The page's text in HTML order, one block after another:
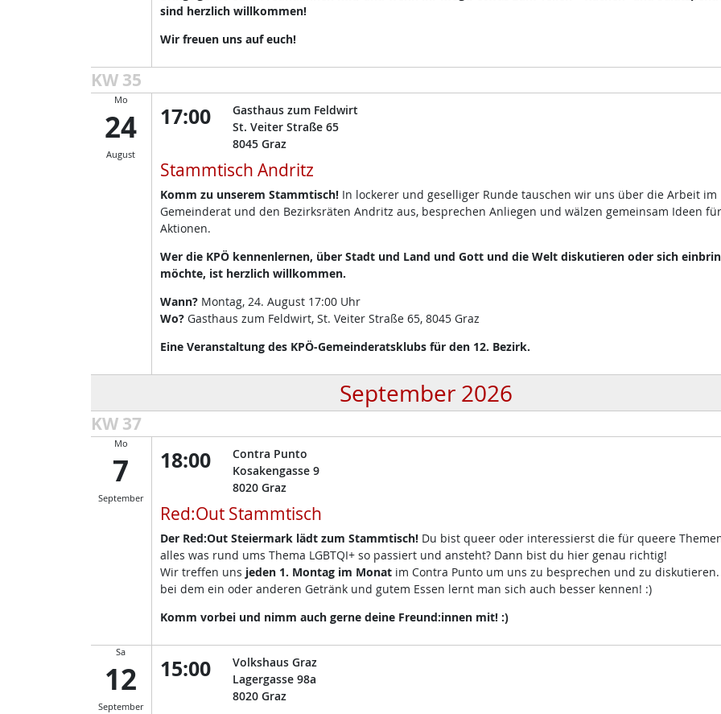
sind herzlich willkommen!
Wir freuen uns auf euch!
KW 35
Mo
24
August
17:00
Gasthaus zum Feldwirt
St. Veiter Straße 65
8045 Graz
Stammtisch Andritz
Komm zu unserem Stammtisch!In lockerer und geselliger Runde tauschen wir uns über die Arbeit im
Gemeinderat und den Bezirksräten Andritz aus, besprechen Anliegen und wälzen gemeinsam Ideen für
Aktionen.
Wer die KPÖ kennenlernen, über Stadt und Land und Gott und die Welt diskutieren oder sich
möchte, ist herzlich willkommen.
Wann?Montag, 24. August 17:00 Uhr
Wo?Gasthaus zum Feldwirt, St. Veiter Straße 65, 8045 Graz
Eine Veranstaltung des KPÖ-Gemeinderatsklubs für den 12. Bezirk.
September 2026
KW 37
Mo
7
September
18:00
Contra Punto
Kosakengasse 9
8020 Graz
Red:Out Stammtisch
Der Red:Out Steiermark lädt zum Stammtisch!Du bist queer oder interessierst die für queere
alles was rund ums Thema LGBTQI+ so passiert und ansteht? Dann bist du hier genau richtig!
Wir treffen uns jeden 1. Montag im Monat im Contra Punto um uns zu besprechen und zu
bei dem ein oder anderen Getränk und gutem Essen lernt man sich auch besser kennen! :)
Komm vorbei und nimm auch gerne deine Freund:innen mit! :)
Sa
12
September
15:00
Volkshaus Graz
Lagergasse 98a
8020 Graz